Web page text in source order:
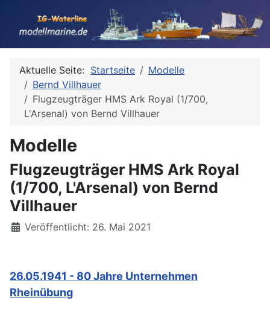
Aktuelle Seite: Startseite
Modelle
Bernd Villhauer
Flugzeugträger HMS Ark Royal (1/700,
L'Arsenal) von Bernd Villhauer
Modelle
Flugzeugträger HMS Ark Royal
(1/700, L'Arsenal) von Bernd
Villhauer
Details
Veröffentlicht: 26. Mai 2021
26.05.1941 - 80 Jahre Unternehmen
Rheinübung